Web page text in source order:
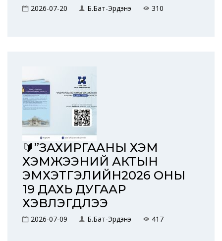
2026-07-20 Б.Бат-Эрдэнэ 310
🔰”ЗАХИРГААНЫ ХЭМ
ХЭМЖЭЭНИЙ АКТЫН
ЭМХЭТГЭЛИЙН2026 ОНЫ
19 ДАХЬ ДУГААР
ХЭВЛЭГДЛЭЭ
2026-07-09 Б.Бат-Эрдэнэ 417